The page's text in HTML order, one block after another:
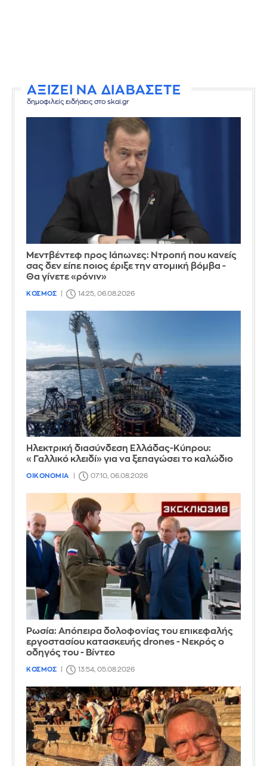
ΑΞΙΖΕΙ ΝΑ ΔΙΑΒΑΣΕΤΕ
δημοφιλείς ειδήσεις στο skai.gr
Μεντβέντεφ προς Ιάπωνες: Ντροπή που κανείς
σας δεν είπε ποιος έριξε την ατομική βόμβα -
Θα γίνετε «ρόνιν»
ΚΟΣΜΟΣ 14:25, 06.08.2026
Ηλεκτρική διασύνδεση Ελλάδας-Κύπρου:
«Γαλλικό κλειδί» για να ξεπαγώσει το καλώδιο
ΟΙΚΟΝΟΜΙΑ 07:10, 06.08.2026
Ρωσία: Απόπειρα δολοφονίας του επικεφαλής
εργοστασίου κατασκευής drones - Νεκρός ο
οδηγός του - Βίντεο
ΚΟΣΜΟΣ 13:54, 05.08.2026